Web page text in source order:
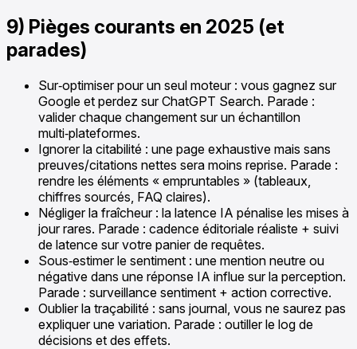
9) Pièges courants en 2025 (et
parades)
Sur‑optimiser pour un seul moteur : vous gagnez sur
Google et perdez sur ChatGPT Search. Parade :
valider chaque changement sur un échantillon
multi‑plateformes.
Ignorer la citabilité : une page exhaustive mais sans
preuves/citations nettes sera moins reprise. Parade :
rendre les éléments « empruntables » (tableaux,
chiffres sourcés, FAQ claires).
Négliger la fraîcheur : la latence IA pénalise les mises à
jour rares. Parade : cadence éditoriale réaliste + suivi
de latence sur votre panier de requêtes.
Sous‑estimer le sentiment : une mention neutre ou
négative dans une réponse IA influe sur la perception.
Parade : surveillance sentiment + action corrective.
Oublier la traçabilité : sans journal, vous ne saurez pas
expliquer une variation. Parade : outiller le log de
décisions et des effets.